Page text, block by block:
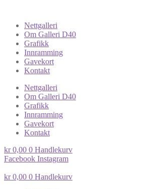
Nettgalleri
Om Galleri D40
Grafikk
Innramming
Gavekort
Kontakt
Nettgalleri
Om Galleri D40
Grafikk
Innramming
Gavekort
Kontakt
kr0,00 0 Handlekurv
Facebook Instagram
kr0,00 0 Handlekurv